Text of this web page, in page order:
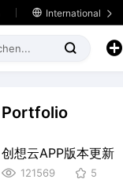
 International 
 
创想云APP版本更新
 121569  5